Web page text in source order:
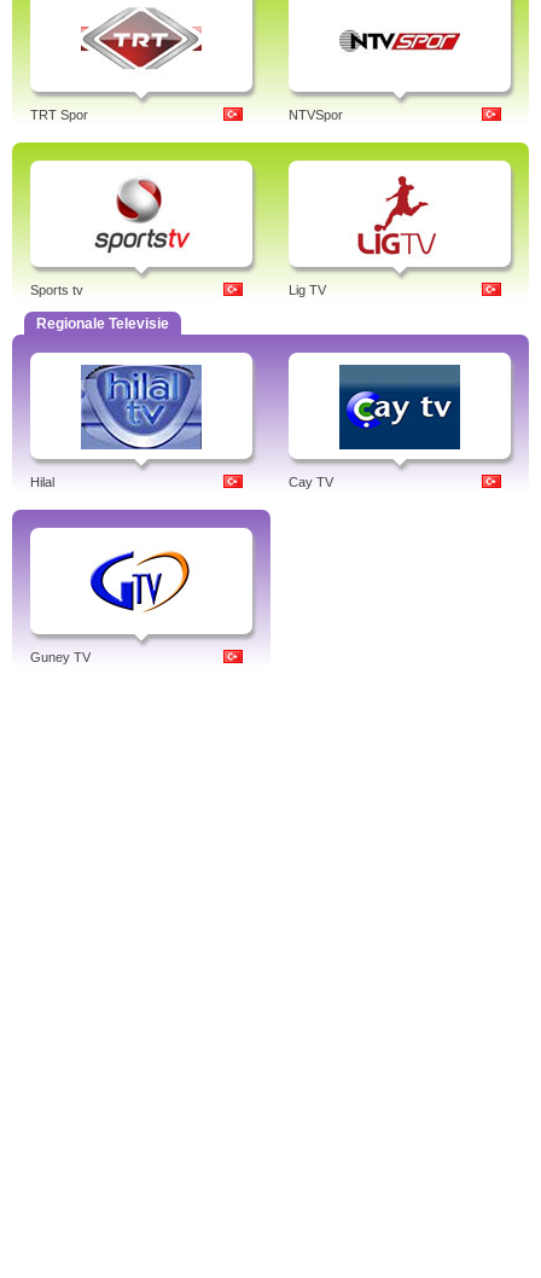
TRT Spor NTVSpor
Sports tv Lig TV
Regionale Televisie
Hilal Cay TV
Guney TV